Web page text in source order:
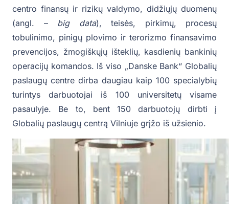
centro finansų ir rizikų valdymo, didžiųjų duomenų
(angl. – big data), teisės, pirkimų, procesų
tobulinimo, pinigų plovimo ir terorizmo finansavimo
prevencijos, žmogiškųjų išteklių, kasdienių bankinių
operacijų komandos. Iš viso „Danske Bank“ Globalių
paslaugų centre dirba daugiau kaip 100 specialybių
turintys darbuotojai iš 100 universitetų visame
pasaulyje. Be to, bent 150 darbuotojų dirbti į
Globalių paslaugų centrą Vilniuje grįžo iš užsienio.